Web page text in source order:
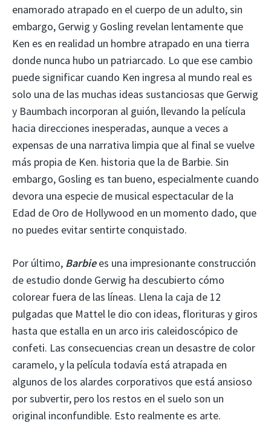
enamorado atrapado en el cuerpo de un adulto, sin
embargo, Gerwig y Gosling revelan lentamente que
Ken es en realidad un hombre atrapado en una tierra
donde nunca hubo un patriarcado. Lo que ese cambio
puede significar cuando Ken ingresa al mundo real es
solo una de las muchas ideas sustanciosas que Gerwig
y Baumbach incorporan al guión, llevando la película
hacia direcciones inesperadas, aunque a veces a
expensas de una narrativa limpia que al final se vuelve
más propia de Ken. historia que la de Barbie. Sin
embargo, Gosling es tan bueno, especialmente cuando
devora una especie de musical espectacular de la
Edad de Oro de Hollywood en un momento dado, que
no puedes evitar sentirte conquistado.
Por último, Barbiees una impresionante construcción
de estudio donde Gerwig ha descubierto cómo
colorear fuera de las líneas. Llena la caja de 12
pulgadas que Mattel le dio con ideas, florituras y giros
hasta que estalla en un arco iris caleidoscópico de
confeti. Las consecuencias crean un desastre de color
caramelo, y la película todavía está atrapada en
algunos de los alardes corporativos que está ansioso
por subvertir, pero los restos en el suelo son un
original inconfundible. Esto realmente es arte.